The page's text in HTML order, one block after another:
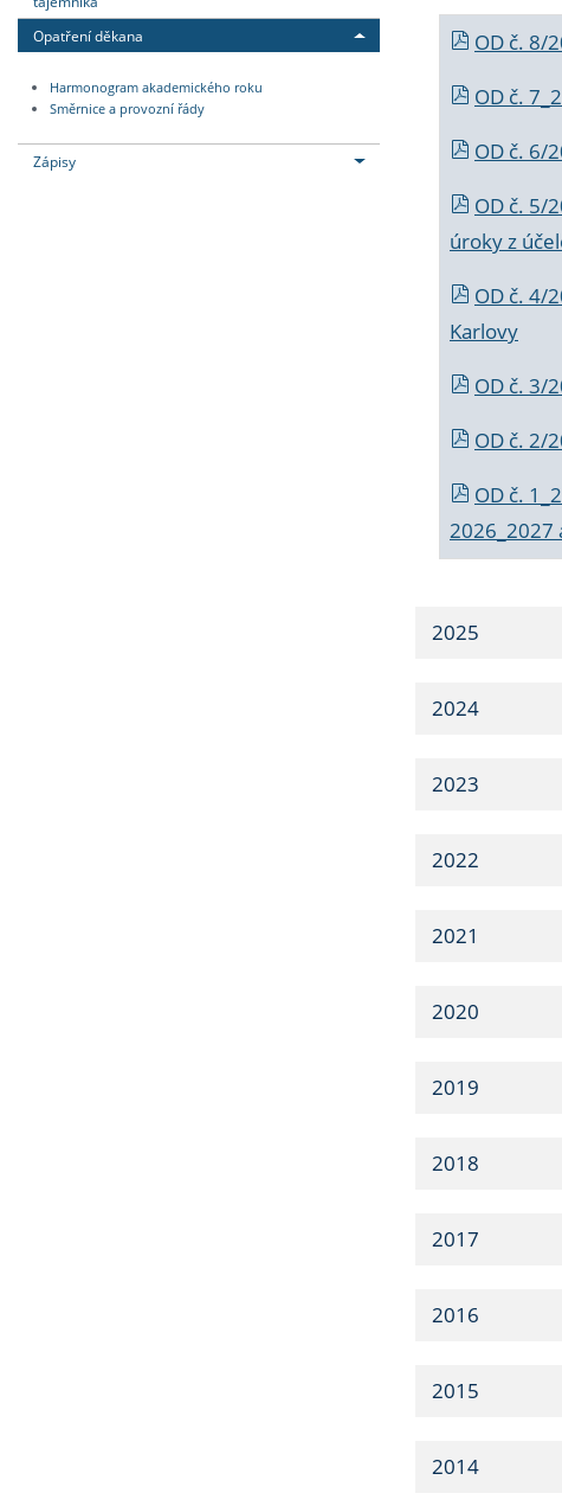
Opatření děkana
Harmonogram akademického roku
Směrnice a provozní řády
Zápisy
OD č. 8/
OD č.
OD č. 6/
OD č. 5/
úroky z
OD č. 4/
Karlovy
OD č. 3/
OD č. 2/
OD č.
2026_2027
2025
2024
2023
2022
2021
2020
2019
2018
2017
2016
2015
2014